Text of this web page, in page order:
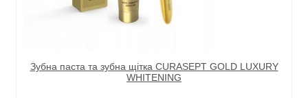
Зубна паста та зубна щітка CURASEPT GOLD LUXURY
WHITENING